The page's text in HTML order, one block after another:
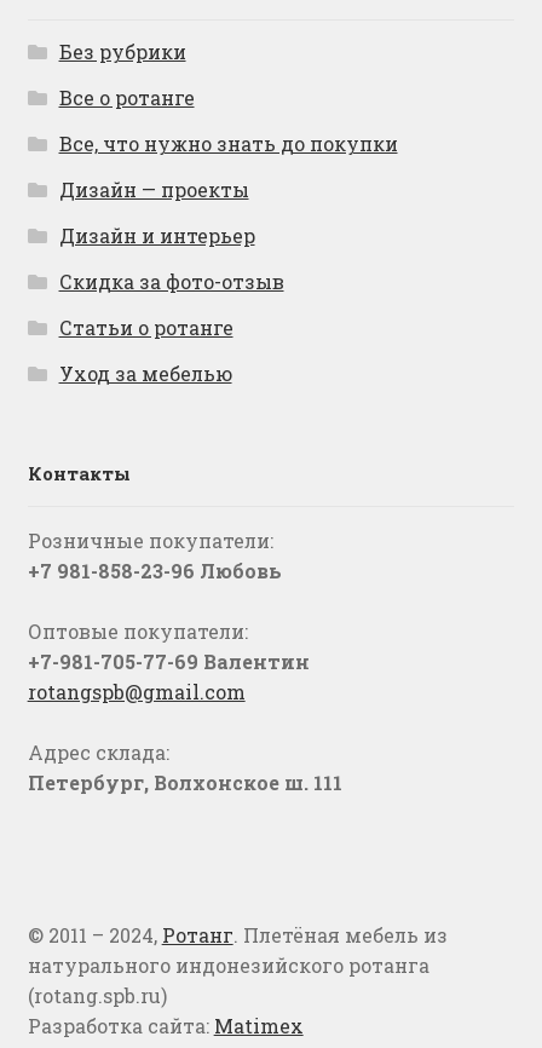
Без рубрики
Все о ротанге
Все, что нужно знать до покупки
Дизайн — проекты
Дизайн и интерьер
Скидка за фото-отзыв
Статьи о ротанге
Уход за мебелью
Контакты
Розничные покупатели:
+7 981-858-23-96 Любовь
Оптовые покупатели:
+7-981-705-77-69 Валентин
rotangspb@gmail.com
Адрес склада:
Петербург, Волхонское ш. 111
© 2011 – 2024, Ротанг. Плетёная мебель из
натурального индонезийского ротанга
(rotang.spb.ru)
Разработка сайта: Matimex